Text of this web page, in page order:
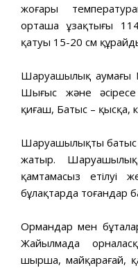
жоғары
орташа ұзақтығы
қатуы 15-20 см
Шаруашылық аумағы
Шығыс және әсіресе
қиғаш, Батыс – қысқа,
Шаруашылықтың батыс
жатыр. Шаруашылық
қамтамасыз етілуі
бұлақтарда тоғандар
Ормандар мен
Жайылмада
шырша, майқарағай,